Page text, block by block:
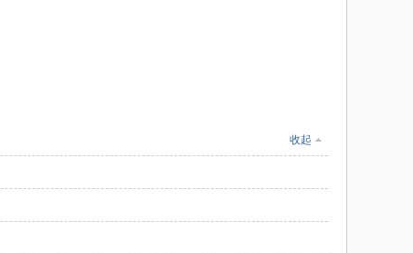
收起